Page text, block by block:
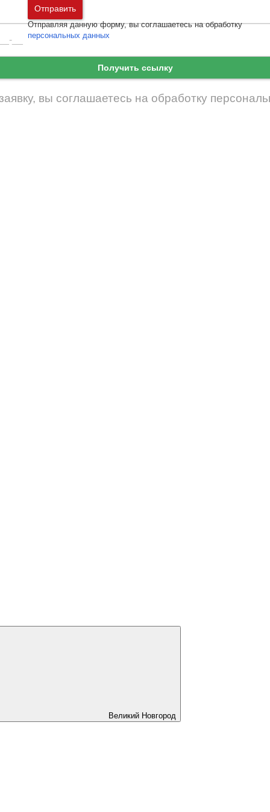
Великий Новгород
Москва
Московская область
Петербург иЛенинградская
Войти Забыли пароль
Ещё нет аккаунта?
Зарегистрироваться
Получить ссылку
вы соглашаетесь на обработку
Отправить
Отправляя данную форму, вы соглашаетесь на обработку
персональных данных